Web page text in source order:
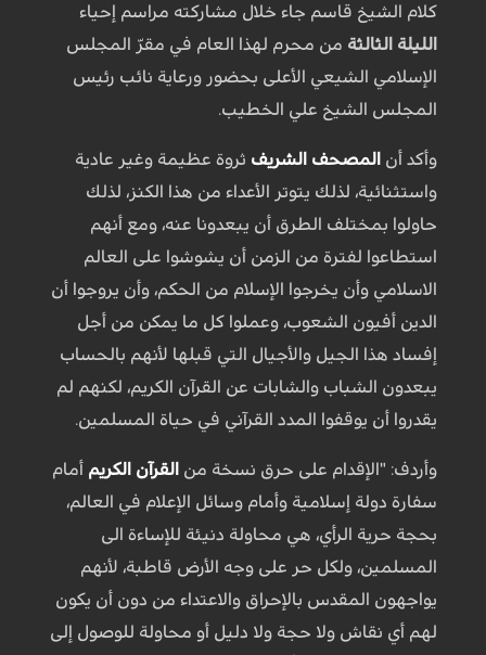
كلام الشيخ قاسم جاء خلال مشاركته مراسم إحياء
الليلة الثالثة من محرم لهذا العام في مقرّ المجلس
الإسلامي الشيعي الأعلى بحضور ورعاية نائب رئيس
المجلس الشيخ علي الخطيب.
وأكد أن المصحف الشريف ثروة عظيمة وغير عادية
واستثنائية، لذلك يتوتر الأعداء من هذا الكنز، لذلك
حاولوا بمختلف الطرق أن يبعدونا عنه، ومع أنهم
استطاعوا لفترة من الزمن أن يشوشوا على العالم
الاسلامي وأن يخرجوا الإسلام من الحكم، وأن يروجوا أن
الدين أفيون الشعوب، وعملوا كل ما يمكن من أجل
إفساد هذا الجيل والأجيال التي قبلها لأنهم بالحساب
يبعدون الشباب والشابات عن القرآن الكريم، لكنهم لم
يقدروا أن يوقفوا المدد القرآني في حياة المسلمين.
وأردف: "الإقدام على حرق نسخة من القرآن الكريم أمام
سفارة دولة إسلامية وأمام وسائل الإعلام في العالم،
بحجة حرية الرأي، هي محاولة دنيئة للإساءة الى
المسلمين، ولكل حر على وجه الأرض قاطبة، لأنهم
يواجهون المقدس بالإحراق والاعتداء من دون أن يكون
لهم أي نقاش ولا حجة ولا دليل أو محاولة للوصول إلى